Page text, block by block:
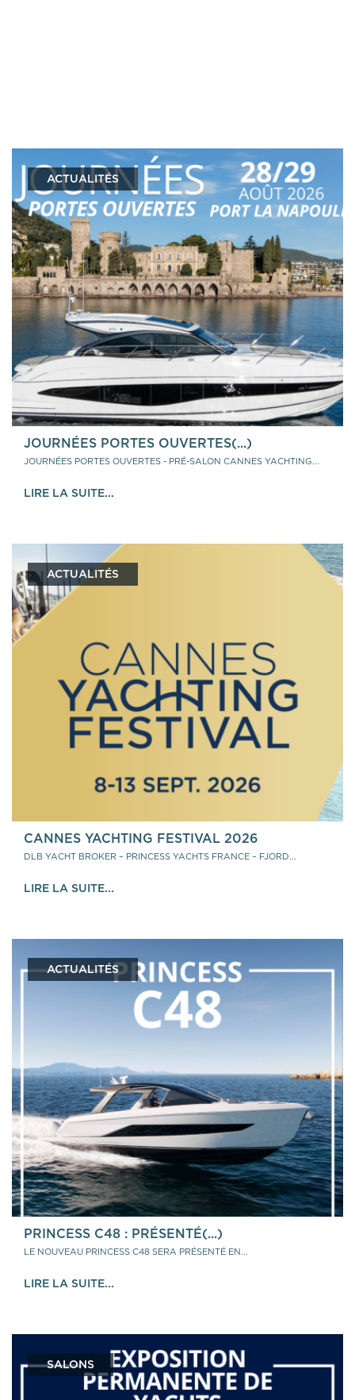
ACTUALITÉS
JOURNÉES PORTES OUVERTES(...)
JOURNÉES PORTES OUVERTES - PRÉ-SALON CANNES YACHTING...
LIRE LA SUITE...
ACTUALITÉS
CANNES YACHTING FESTIVAL 2026
DLB YACHT BROKER – PRINCESS YACHTS FRANCE – FJORD...
LIRE LA SUITE...
ACTUALITÉS
PRINCESS C48 : PRÉSENTÉ(...)
LE NOUVEAU PRINCESS C48 SERA PRÉSENTÉ EN...
LIRE LA SUITE...
SALONS